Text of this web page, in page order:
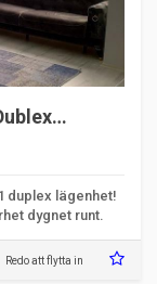
duplex lägenhet!
dygnet runt.
Redo att flytta in